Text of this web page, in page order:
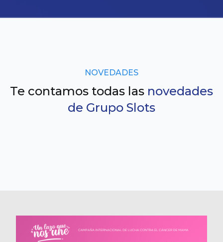
NOVEDADES
Te contamos todas las novedades
de Grupo Slots